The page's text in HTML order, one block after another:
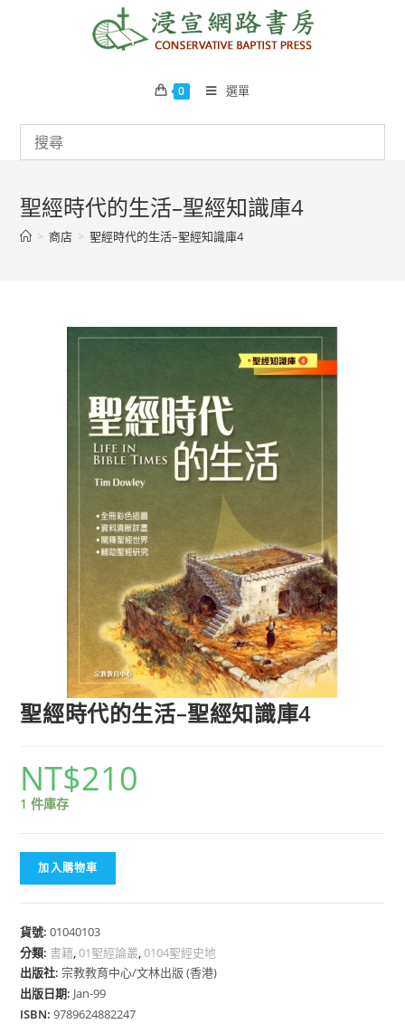
0 選單
聖經時代的生活–聖經知識庫4
> 商店 > 聖經時代的生活–聖經知識庫4
聖經時代的生活–聖經知識庫4
NT$210
1 件庫存
加入購物車
貨號:01040103
分類: 書籍,01聖經論叢,0104聖經史地
出版社:宗教教育中心/文林出版 (香港)
出版日期: Jan-99
ISBN:9789624882247